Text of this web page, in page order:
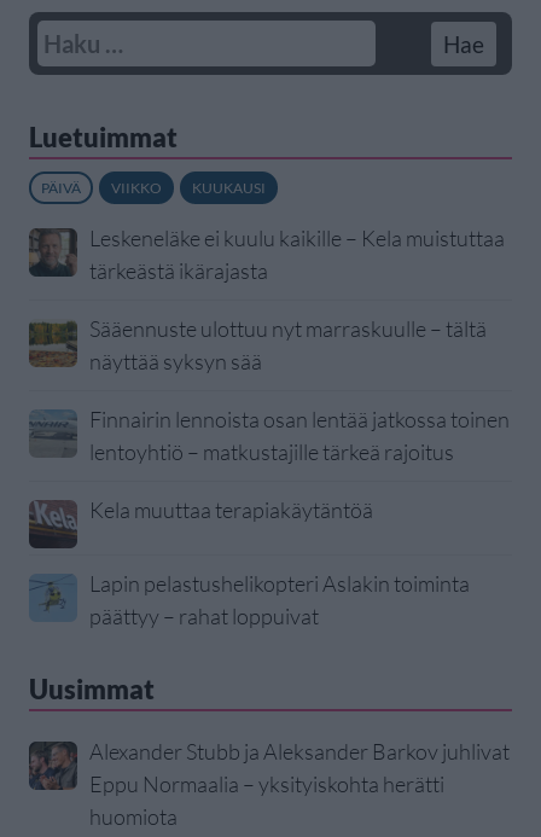
Luetuimmat
PÄIVÄ VIIKKO KUUKAUSI
Leskeneläke ei kuulu kaikille – Kela muistuttaa
tärkeästä ikärajasta
Sääennuste ulottuu nyt marraskuulle – tältä
näyttää syksyn sää
Finnairin lennoista osan lentää jatkossa toinen
lentoyhtiö – matkustajille tärkeä rajoitus
Kela muuttaa terapiakäytäntöä
Lapin pelastushelikopteri Aslakin toiminta
päättyy – rahat loppuivat
Uusimmat
Alexander Stubb ja Aleksander Barkov juhlivat
Eppu Normaalia – yksityiskohta herätti
huomiota